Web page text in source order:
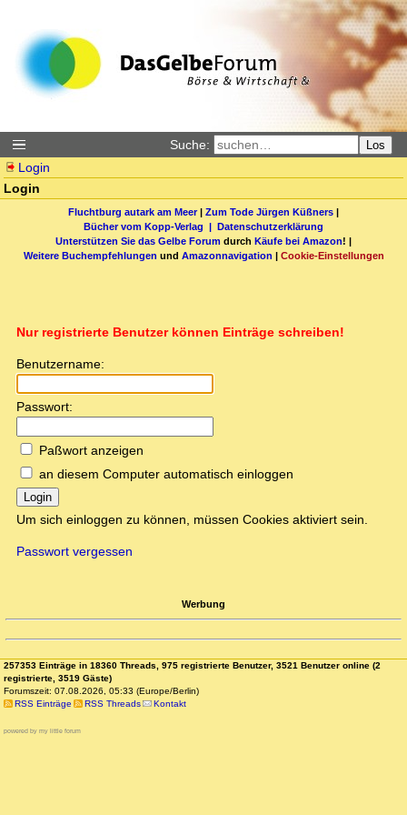
Suche: Los
Login
Login
Fluchtburg autark am Meer| Zum Tode Jürgen Küßners |
Bücher vom Kopp-Verlag | Datenschutzerklärung
Unterstützen Sie das Gelbe Forum durch Käufe bei Amazon! |
Weitere Buchempfehlungen und Amazonnavigation | Cookie-Einstellungen
Nur registrierte Benutzer können Einträge schreiben!
Benutzername:
Passwort:
Paßwort anzeigen
an diesem Computer automatisch einloggen
Login
Um sich einloggen zu können, müssen Cookies aktiviert sein.
Passwort vergessen
Werbung
257353 Einträge in 18360 Threads, 975 registrierte Benutzer, 3521 Benutzer online (2
registrierte, 3519 Gäste)
Forumszeit: 07.08.2026, 05:33 (Europe/Berlin)
RSS Einträge
RSS Threads Kontakt
powered by my little forum